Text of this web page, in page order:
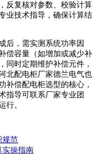
反复核对参数、校验计算
业技术指导，确保计算结
后，需实测系统功率因
偿容量（如增加或减少补
同时定期维护补偿元件，
北配电柜厂家德兰电气也
补偿配电柜选型的核心，
指导可联系厂家专业团
行。
规范
实操指南